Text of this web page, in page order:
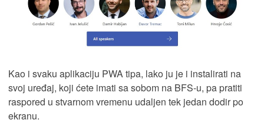
Kao i svaku aplikaciju PWA tipa, lako ju je i instalirati na
svoj uređaj, koji ćete imati sa sobom na BFS-u, pa pratiti
raspored u stvarnom vremenu udaljen tek jedan dodir po
ekranu.